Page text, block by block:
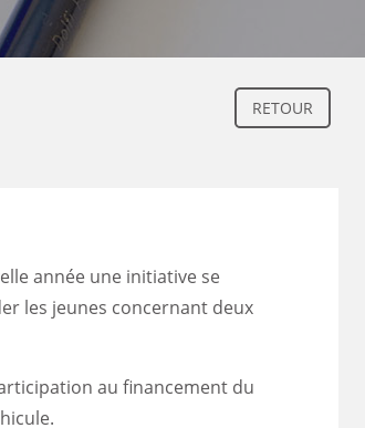
RETOUR
année une initiative se
les jeunes concernant deux
au financement du